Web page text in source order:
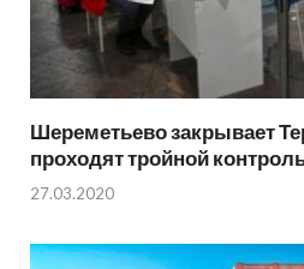
Шереметьево закрывает
проходят тройной
27.03.2020